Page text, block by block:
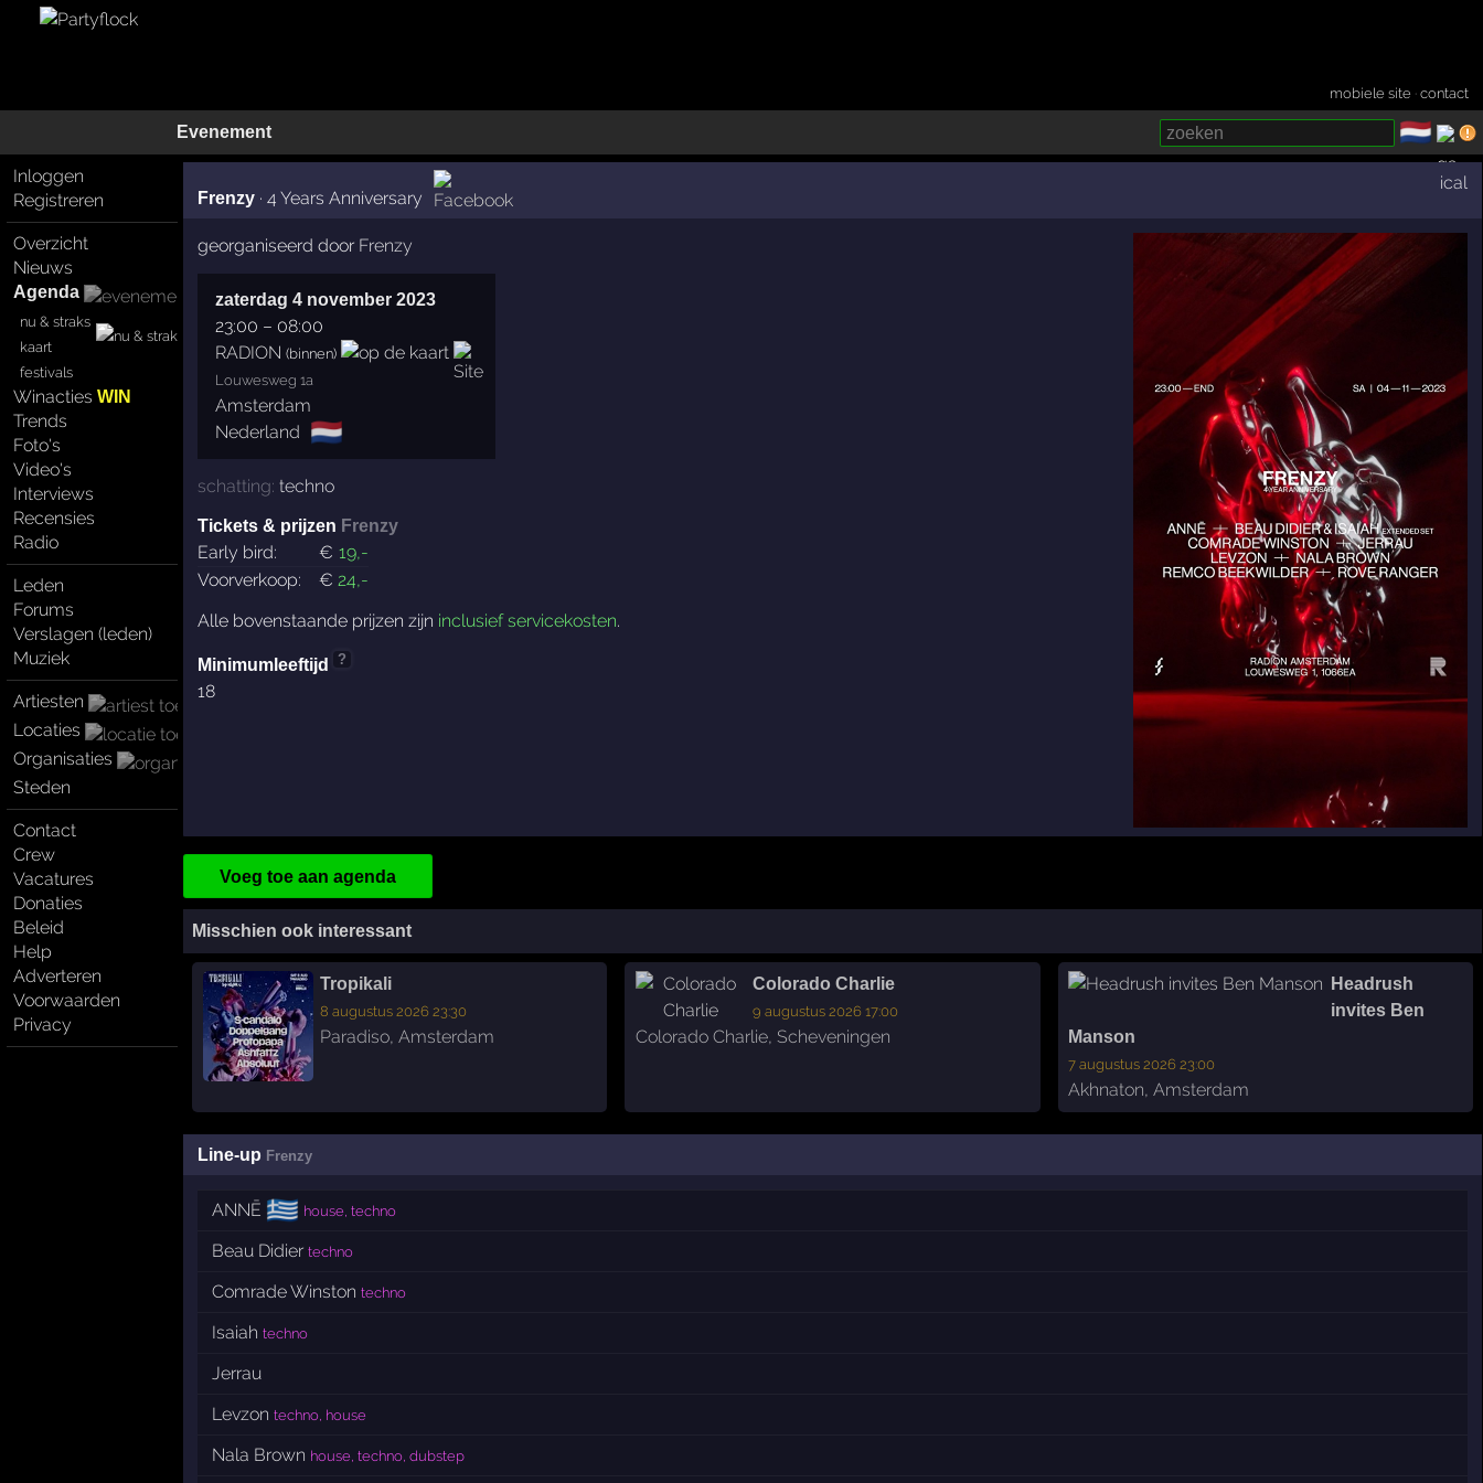
mobiele site ·contact
Evenement 🇳🇱
Inloggen
Registreren
Overzicht
Nieuws
Agenda
nu & straks
kaart
festivals
WinactiesWIN
Trends
Foto's
Video's
Interviews
Recensies
Radio
Leden
Forums
Verslagen (leden)
Muziek
Artiesten
Locaties
Organisaties
Steden
Contact
Crew
Vacatures
Donaties
Beleid
Help
Adverteren
Voorwaarden
Privacy
Frenzy· 4 Years Anniversary
ical
georganiseerd door Frenzy
zaterdag 4 november 2023
23:00 – 08:00
RADION (binnen)
Louwesweg 1a
Amsterdam
Nederland 🇳🇱
schatting: techno
Tickets & prijzen Frenzy
Early bird: € 19,-
Voorverkoop:
€ 24,-
Alle bovenstaande prijzen zijn inclusief servicekosten.
Minimumleeftijd ?
18
Voeg toe aan agenda
Misschien ook interessant
Tropikali
8 augustus 2026 23:30
Paradiso, Amsterdam
Colorado Charlie
9 augustus 2026 17:00
Colorado Charlie, Scheveningen
Headrush
invites Ben
Manson
7 augustus 2026 23:00
Akhnaton, Amsterdam
Line-up Frenzy
ANNĒ 🇬🇷 house, techno
Beau Didier techno
Comrade Winston techno
Isaiah techno
Jerrau
Levzon techno, house
Nala Brown house, techno, dubstep